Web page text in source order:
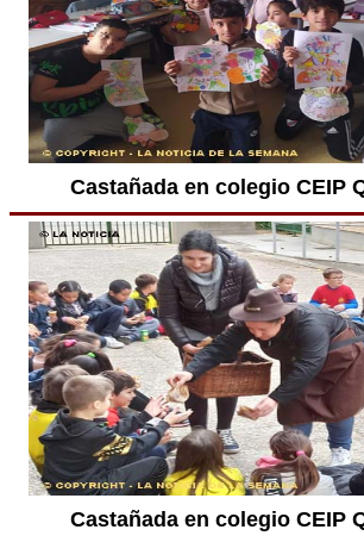
Castañada en colegio CEIP
Castañada en colegio CEIP